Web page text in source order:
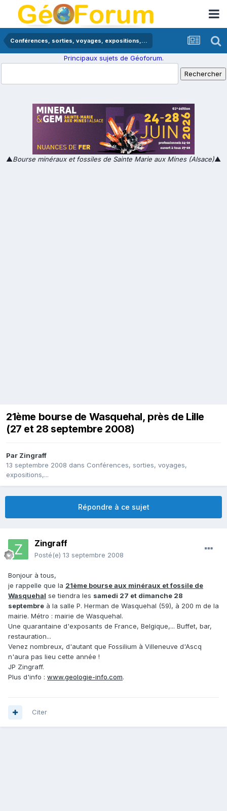
Conférences, sorties, voyages, expositions,...
Principaux sujets de Géoforum.
▲Bourse minéraux et fossiles de Sainte Marie aux Mines (Alsace)▲
21ème bourse de Wasquehal, près de Lille
(27 et 28 septembre 2008)
Par Zingraff
13 septembre 2008 dans Conférences, sorties, voyages,
expositions,...
Répondre à ce sujet
Zingraff
Posté(e) 13 septembre 2008
Bonjour à tous,
je rappelle que la 21ème bourse aux minéraux et fossile de
Wasquehal se tiendra les samedi 27 et dimanche 28
septembre à la salle P. Herman de Wasquehal (59), à 200 m de la
mairie. Métro : mairie de Wasquehal.
Une quarantaine d'exposants de France, Belgique,... Buffet, bar,
restauration...
Venez nombreux, d'autant que Fossilium à Villeneuve d'Ascq
n'aura pas lieu cette année !
JP Zingraff.
Plus d'info : www.geologie-info.com.
Citer